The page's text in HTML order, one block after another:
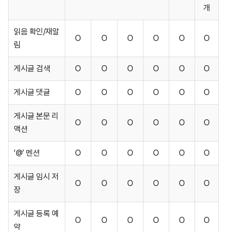
설문
어드민
개
읽음 확인/재알
림
O O O O O O
게시글 검색 O O O O O O
게시글 댓글 O O O O O O
게시글 본문 리
액션
O O O O O O
‘@’ 멘션 O O O O O O
게시글 임시 저
장
O O O O O O
게시글 등록 예
약
O O O O O O